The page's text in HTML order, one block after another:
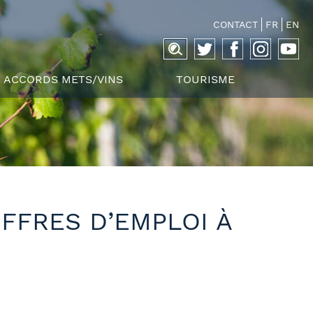
CONTACT FR
EN
Recherche
pour :
ACCORDS METS/VINS TOURISME
D’EMPLOI À